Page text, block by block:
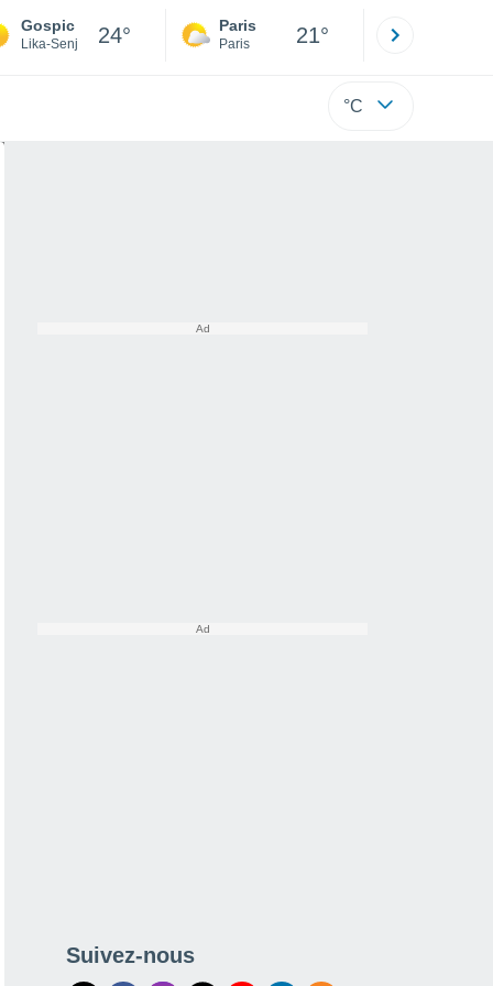
Gospic
Lika-Senj 24° Paris
Paris 21°
°C
Suivez-nous